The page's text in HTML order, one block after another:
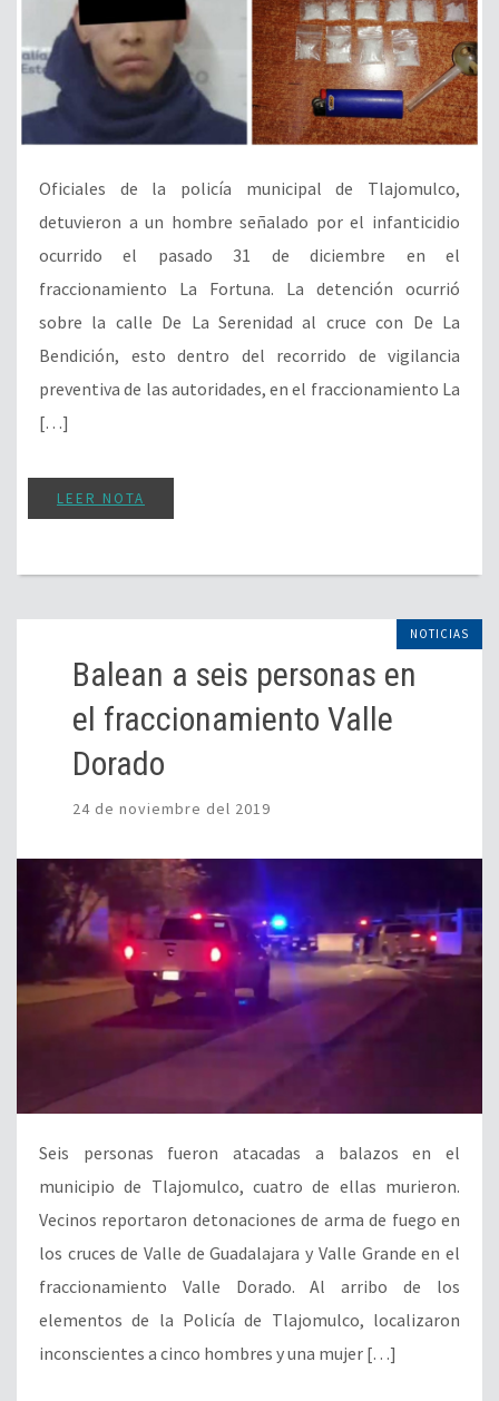
Oficiales de la policía municipal de Tlajomulco,
detuvieron a un hombre señalado por el infanticidio
ocurrido el pasado 31 de diciembre en el
fraccionamiento La Fortuna. La detención ocurrió
sobre la calle De La Serenidad al cruce con De La
Bendición, esto dentro del recorrido de vigilancia
preventiva de las autoridades, en el fraccionamiento La
[…]
LEER NOTA
NOTICIAS
Balean a seis personas en
el fraccionamiento Valle
Dorado
24 de noviembre del 2019
Seis personas fueron atacadas a balazos en el
municipio de Tlajomulco, cuatro de ellas murieron.
Vecinos reportaron detonaciones de arma de fuego en
los cruces de Valle de Guadalajara y Valle Grande en el
fraccionamiento Valle Dorado. Al arribo de los
elementos de la Policía de Tlajomulco, localizaron
inconscientes a cinco hombres y una mujer […]